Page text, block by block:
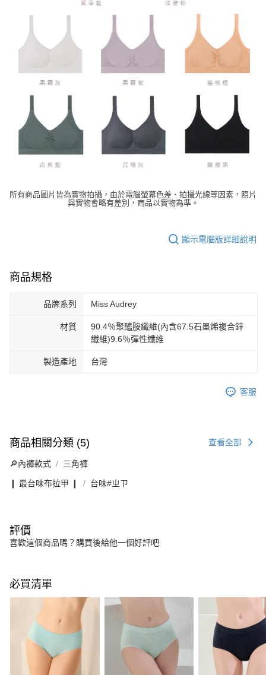
所有商品圖片皆為實物拍攝，由於電腦螢幕色差、拍攝光線等因素，照片
與實物會略有差別，商品以實物為準。
顯示電腦版詳細說明
商品規格
品牌系列 Miss Audrey
材質
90.4％聚醯胺纖維(內含67.5石墨烯複合鋅
纖維)9.6％彈性纖維
製造產地 台灣
客服
商品相關分類 (5) 查看全部
🔎內褲款式 三角褲
❙ 最台味布拉甲 ❙ 台味#ㄓㄗ
評價
喜歡這個商品嗎？購買後給他一個好評吧
必買清單